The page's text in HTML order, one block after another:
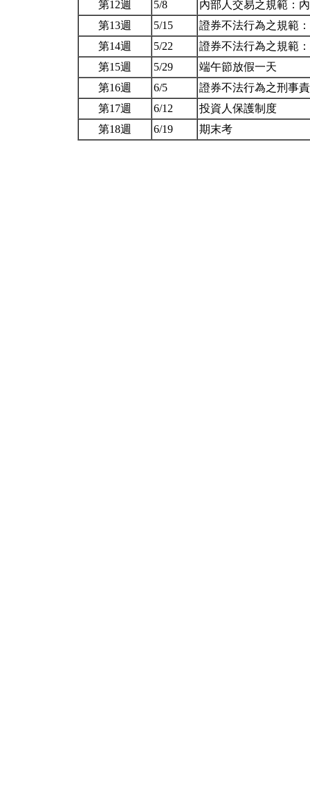
第12週 5/8
內部人交易之規範：
第13週
5/15
證券不法行為之規範
第14週
5/22
證券不法行為之規範
第15週
5/29
端午節放假一天
第16週
6/5
證券不法行為之刑事
第17週
6/12
投資人保護制度
第18週
6/19 期末考